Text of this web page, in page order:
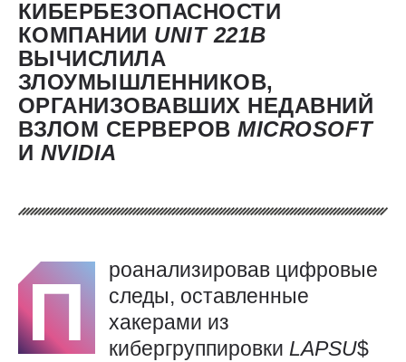
КИБЕРБЕЗОПАСНОСТИ
КОМПАНИИ UNIT 221B
ВЫЧИСЛИЛА
ЗЛОУМЫШЛЕННИКОВ,
ОРГАНИЗОВАВШИХ НЕДАВНИЙ
ВЗЛОМ СЕРВЕРОВMICROSOFT
И NVIDIA
П
роанализировав цифровые
следы, оставленные
хакерами из
кибергруппировки LAPSU$